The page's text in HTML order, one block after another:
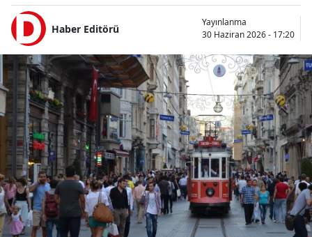
Haber Editörü
Yayınlanma
30 Haziran 2026 - 17:20